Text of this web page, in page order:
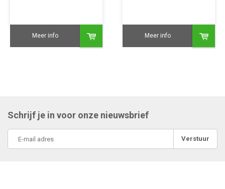
Meer info Meer info
Schrijf je in voor onze nieuwsbrief
Verstuur